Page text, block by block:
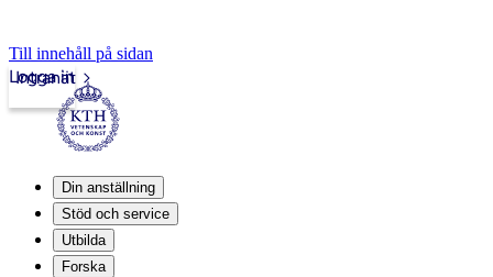
Till innehåll på sidan
Intranät
Logga in
Din anställning
Stöd och service
Utbilda
Forska